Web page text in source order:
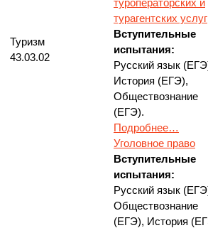
Туризм
43.03.02
туроператорских и
турагентских услуг
Вступительные
испытания:
Русский язык
История (ЕГЭ),
Обществознание
(ЕГЭ).
Подробнее…
Уголовное право
Вступительные
испытания:
Русский язык
Обществознание
(ЕГЭ), История